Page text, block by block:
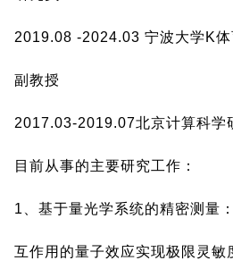
2019.08 -2024.03 宁波大学K体
副教授
2017.03-2019.07北京计算科学
目前从事的主要研究工作：
1、基于量光学系统的精密测量
互作用的量子效应实现极限灵敏